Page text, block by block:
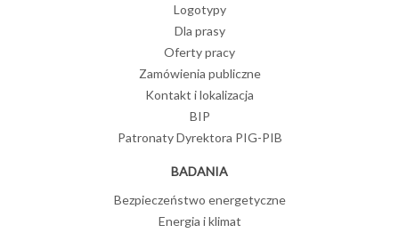
Logotypy
Dla prasy
Oferty pracy
Zamówienia publiczne
Kontakt i lokalizacja
BIP
Patronaty Dyrektora PIG-PIB
BADANIA
Bezpieczeństwo energetyczne
Energia i klimat